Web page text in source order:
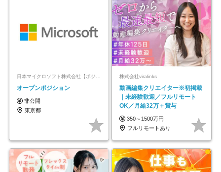
オープンポジション
非公開
東京都
株式会社viralinks
動画編集クリエイター※初掲載
｜未経験歓迎／フルリモート
OK／月給32万＋賞与
350～1500万円
フルリモートあり